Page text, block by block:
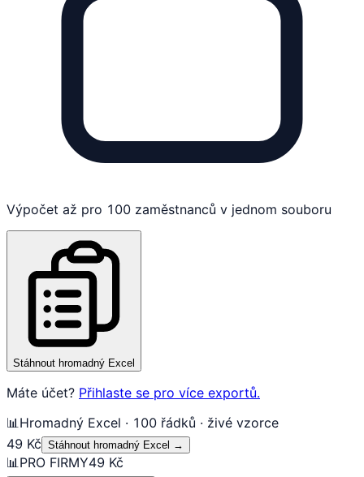
Výpočet až pro 100 zaměstnanců v jednom souboru
Stáhnout hromadný Excel
Máte účet? Přihlaste se pro více exportů.
📊 Hromadný Excel · 100 řádků · živé vzorce
49 Kč Stáhnout hromadný Excel →
📊 PRO FIRMY49 Kč